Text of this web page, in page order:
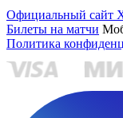
Официальный сайт
Билеты на матчи
Политика